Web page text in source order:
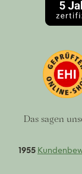
Das sagen
1955